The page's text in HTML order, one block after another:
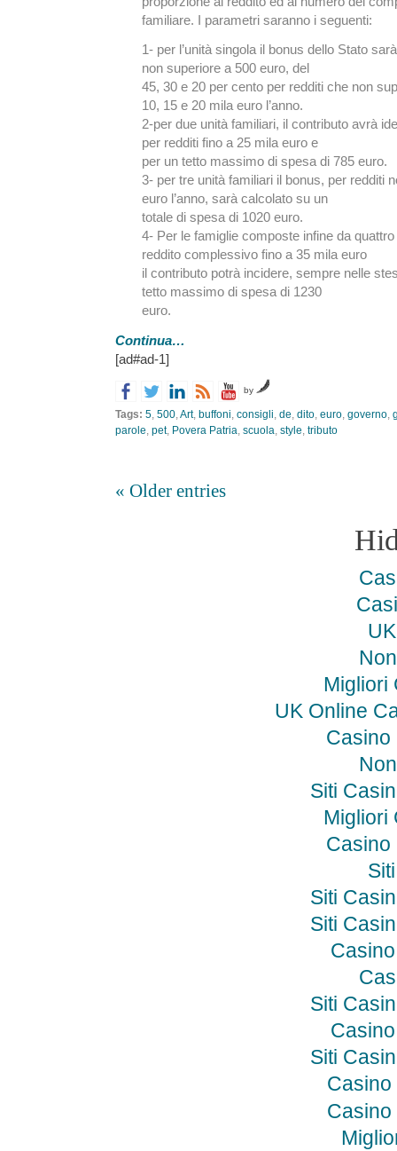
familiare. I parametri saranno i seguenti:
1- per l’unità singola il bonus dello Stato
non superiore a 500 euro, del
45, 30 e 20 per cento per redditi che non
10, 15 e 20 mila euro l’anno.
2-per due unità familiari, il contributo avrà
per redditi fino a 25 mila euro e
per un tetto massimo di spesa di 785 euro.
3- per tre unità familiari il bonus, per redditi
euro l’anno, sarà calcolato su un
totale di spesa di 1020 euro.
4- Per le famiglie composte infine da
reddito complessivo fino a 35 mila euro
il contributo potrà incidere, sempre nelle
tetto massimo di spesa di 1230
euro.
Continua…
[ad#ad-1]
by
Tags: 5 500 Art, buffoni consigli de dito euro governo
parole pet, Povera Patria scuola style tributo
« Older entries
Migliori
UK Online
Casino
Siti
Migliori
Casino
Siti
Siti
Siti
Siti
Casino
Casino